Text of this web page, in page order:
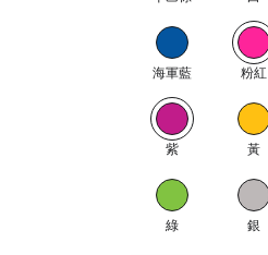
海軍藍 粉紅
紫 黃
綠 銀